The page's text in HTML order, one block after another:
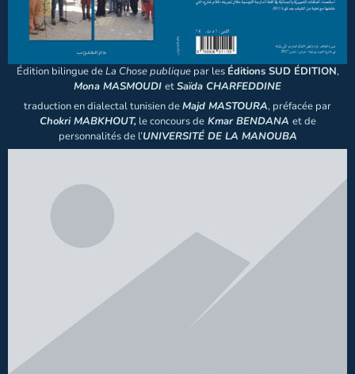
Édition bilingue deLa Chose publiquepar les Éditions SUD ÉDITION,
Mona MASMOUDI etSaïda CHARFEDDINE
traduction en dialectal tunisien deMajd MASTOURA, préfacée par
Chokri MABKHOUT,le concours deKmar BENDANA et de
personnalités de l’UNIVERSITÉ DE LA MANOUBA